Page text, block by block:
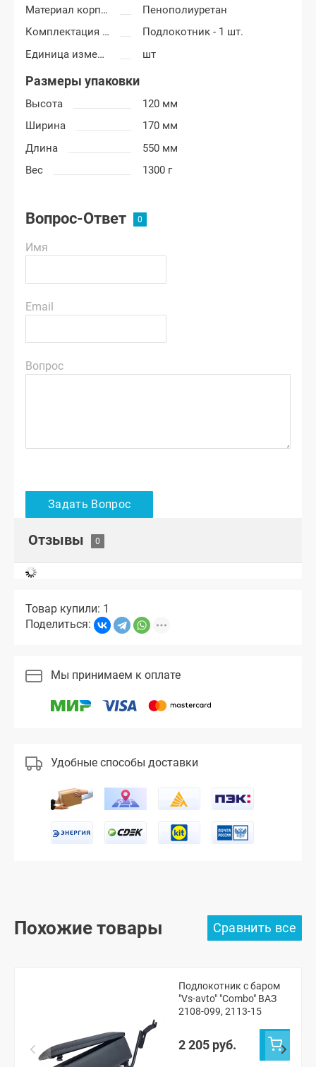
Материал корпуса подлокотника
Пенополиуретан
Комплектация подлокотника
Подлокотник - 1 шт.
Единица измерения
шт
Размеры упаковки
Высота
120 мм
Ширина
170 мм
Длина
550 мм
Вес
1300 г
Вопрос-Ответ
Имя
Email
Вопрос
Отзывы
Товар купили: 1
Поделиться:
Мы принимаем к оплате
Удобные способы доставки
Похожие товары
Подлокотник с баром
"Vs-avto" "Combo" ВАЗ
2108-099, 2113-15
2 205 руб.